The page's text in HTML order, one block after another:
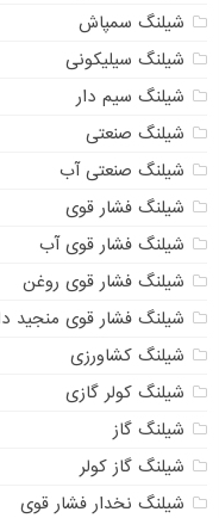
شیلنگ سمپاش
شیلنگ سیلیکونی
شیلنگ سیم دار
شیلنگ صنعتی
شیلنگ صنعتی آب
شیلنگ فشار قوی
شیلنگ فشار قوی آب
شیلنگ فشار قوی روغن
شیلنگ فشار قوی منجید
شیلنگ کشاورزی
شیلنگ کولر گازی
شیلنگ گاز
شیلنگ گاز کولر
شیلنگ نخدار فشار قوی